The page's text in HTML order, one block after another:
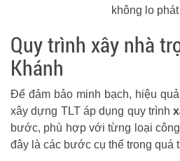
không lo
Quy trình xây nhà
Khánh
Để đảm bảo minh bạch, hiệu
xây dựng TLT áp dụng quy trình
bước, phù hợp với từng loại
đây là các bước cụ thể trong quá